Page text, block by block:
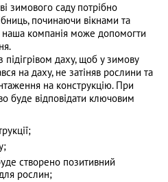
зимового саду потрібно
починаючи вікнами та
наша компанія може допомогти
даху, щоб у зимову
на даху, не затіняв рослини та
на конструкцію. При
буде відповідати ключовим
створено позитивний
рослин;